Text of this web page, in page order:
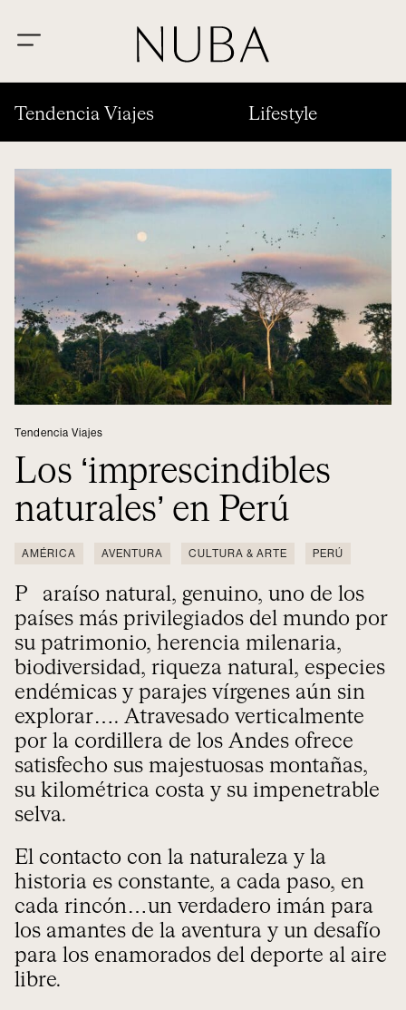
Tendencia Viajes Lifestyle
Tendencia Viajes
Los ‘imprescindibles
naturales’ en Perú
AMÉRICA AVENTURA CULTURA & ARTE PERÚ
Paraíso natural, genuino, uno de los
países más privilegiados del mundo por
su patrimonio, herencia milenaria,
biodiversidad, riqueza natural, especies
endémicas y parajes vírgenes aún sin
explorar…. Atravesado verticalmente
por la cordillera de los Andes ofrece
satisfecho sus majestuosas montañas,
su kilométrica costa y su impenetrable
selva.
El contacto con la naturaleza y la
historia es constante, a cada paso, en
cada rincón…un verdadero imán para
los amantes de la aventura y un desafío
para los enamorados del deporte al aire
libre.